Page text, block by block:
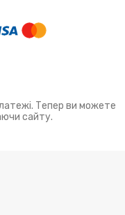
Тепер ви можете
сайту.